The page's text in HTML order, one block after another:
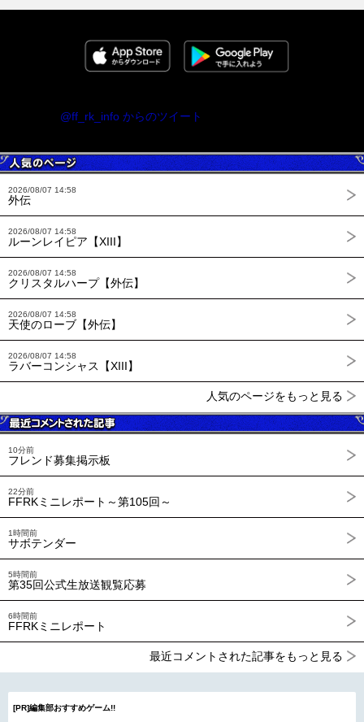
@ff_rk_info からのツイート
2026/08/07 14:58
外伝
2026/08/07 14:58
ルーンレイピア【XIII】
2026/08/07 14:58
クリスタルハープ【外伝】
2026/08/07 14:58
天使のローブ【外伝】
2026/08/07 14:58
ラバーコンシャス【XIII】
人気のページをもっと見る
10分前
フレンド募集掲示板
22分前
FFRKミニレポート～第105回～
1時間前
サボテンダー
5時間前
第35回公式生放送観覧応募
6時間前
FFRKミニレポート
最近コメントされた記事をもっと見る
[PR]編集部おすすめゲーム!!